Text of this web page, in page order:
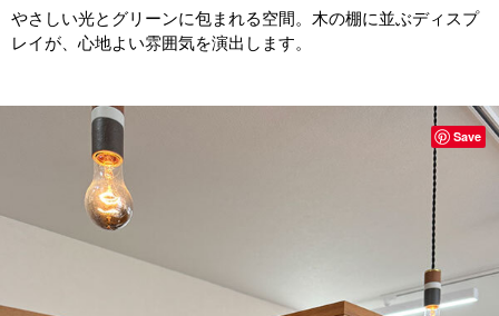
やさしい光とグリーンに包まれる空間。木の棚に並ぶディスプ
レイが、心地よい雰囲気を演出します。
Save